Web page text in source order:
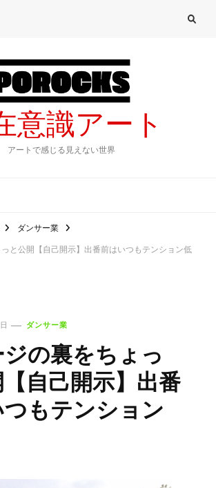
意識アート
アートで感じる見えない世界
ダンサー業
と公開【自己開示】出番前はいつもテンション低
ダンサー業
の裏をちょっ
自己開示】出番
もテンション